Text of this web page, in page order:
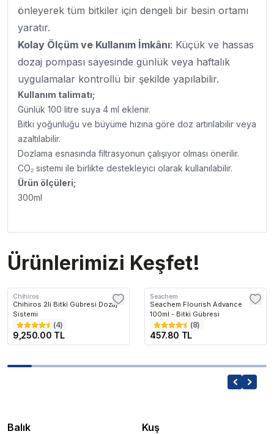
önleyerek tüm bitkiler için dengeli bir besin ortamı
yaratır.
Kolay Ölçüm ve Kullanım İmkânı: Küçük ve hassas
dozaj pompası sayesinde günlük veya haftalık
uygulamalar kontrollü bir şekilde yapılabilir.
Kullanım talimatı;
Günlük 100 litre suya 4 ml eklenir.
Bitki yoğunluğu ve büyüme hızına göre doz artırılabilir veya
azaltılabilir.
Dozlama esnasında filtrasyonun çalışıyor olması önerilir.
CO₂ sistemi ile birlikte destekleyici olarak kullanılabilir.
Ürün ölçüleri;
300ml
Ürünlerimizi Keşfet!
Chihiros
Chihiros 2li Bitki Gübresi Dozaj
Sistemi
(4)
9,250.00 TL
Seachem
Seachem Flourish Advance
100ml - Bitki Gübresi
(8)
457.80 TL
Balık Kuş